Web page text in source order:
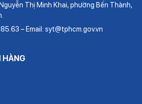
Thị Minh Khai, phường Bến Thành,
– Email: syt@tphcm.gov.vn
HÀNG